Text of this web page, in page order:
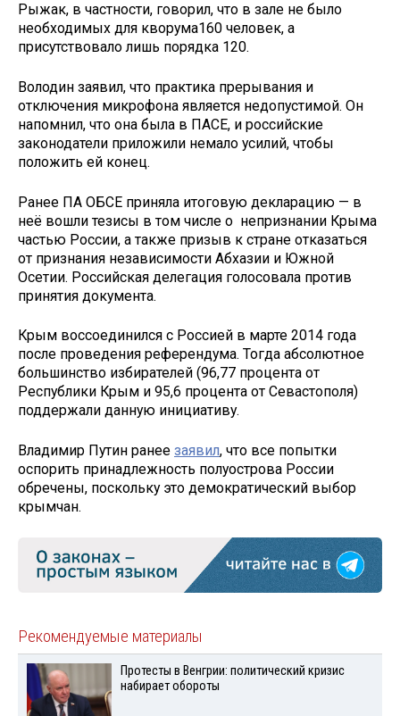
Рыжак, в частности, говорил, что в зале не было
необходимых для кворума160 человек, а
присутствовало лишь порядка 120.
Володин заявил, что практика прерывания и
отключения микрофона является недопустимой. Он
напомнил, что она была в ПАСЕ, и российские
законодатели приложили немало усилий, чтобы
положить ей конец.
Ранее ПА ОБСЕ приняла итоговую декларацию — в
неё вошли тезисы в том числе о непризнании Крыма
частью России, а также призыв к стране отказаться
от признания независимости Абхазии и Южной
Осетии. Российская делегация голосовала против
принятия документа.
Крым воссоединился с Россией в марте 2014 года
после проведения референдума. Тогда абсолютное
большинство избирателей (96,77 процента от
Республики Крым и 95,6 процента от Севастополя)
поддержали данную инициативу.
Владимир Путин ранее заявил, что все попытки
оспорить принадлежность полуострова России
обречены, поскольку это демократический выбор
крымчан.
Рекомендуемые материалы
Протесты в Венгрии: политический кризис
набирает обороты